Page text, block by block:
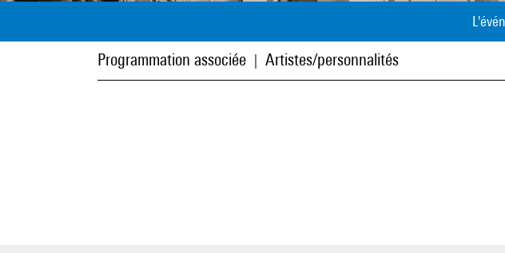
Programmation associée Artistes/personnalités